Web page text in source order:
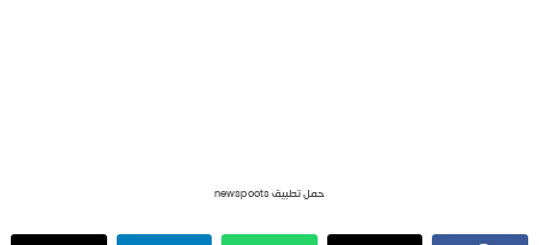
حمل تطبيق newspoots